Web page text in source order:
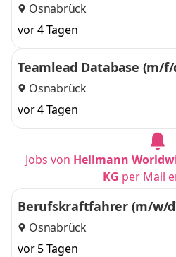
Osnabrück
vor 4 Tagen
Teamlead Database (m/f/
Osnabrück
vor 4 Tagen
Jobs von Hellmann
KG per Mail
Berufskraftfahrer (m/w/
Osnabrück
vor 5 Tagen